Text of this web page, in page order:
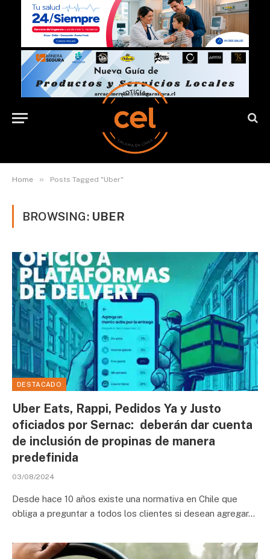
Home » Posts Tagged "Uber"
BROWSING: UBER
DESTACADO
Uber Eats, Rappi, Pedidos Ya y Justo
oficiados por Sernac: deberán dar cuenta
de inclusión de propinas de manera
predefinida
03/08/2024
Desde hace 10 años existe una normativa en Chile que
obliga a preguntar a todos los clientes si desean agregar…